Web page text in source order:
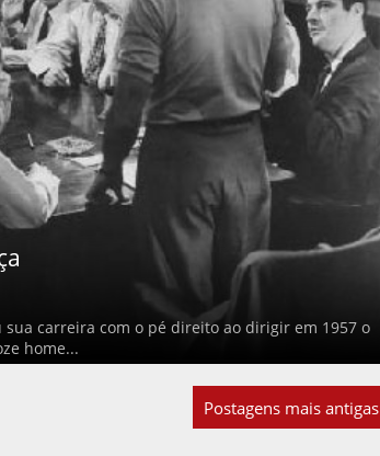
sua carreira com o pé direito ao dirigir em 1957 o
home...
Postagens mais antigas